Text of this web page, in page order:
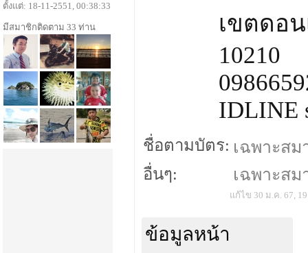
เขตดอน
10210
IDLINE
ชื่อตามบัตร: เฉพาะส
อื่นๆ: เฉพาะส
แก้ไข 30 ม.ค. 67,
ข้อมูลหน้า
ตั้งแต่: 18-11-2551, 00:38:33
มีสมาชิกติดตาม 33 ท่าน